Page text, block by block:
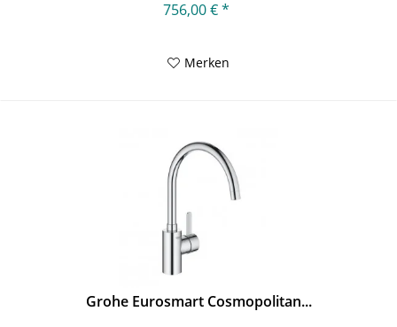
756,00 € *
Merken
Grohe Eurosmart Cosmopolitan...